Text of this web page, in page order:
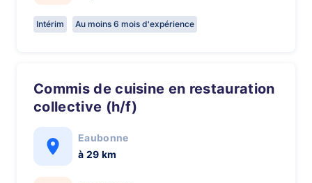
Intérim Au moins 6 mois d'expérience
Commis de cuisine en restauration
collective (h/f)
Eaubonne
à 29 km